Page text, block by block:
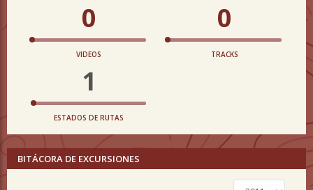
0
VIDEOS
0
TRACKS
1
ESTADOS DE RUTAS
BITÁCORA DE EXCURSIONES